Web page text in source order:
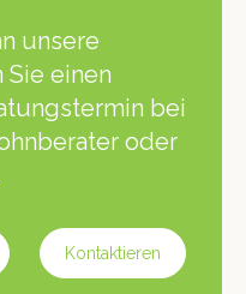
unsere
einen
bei
oder
Kontaktieren